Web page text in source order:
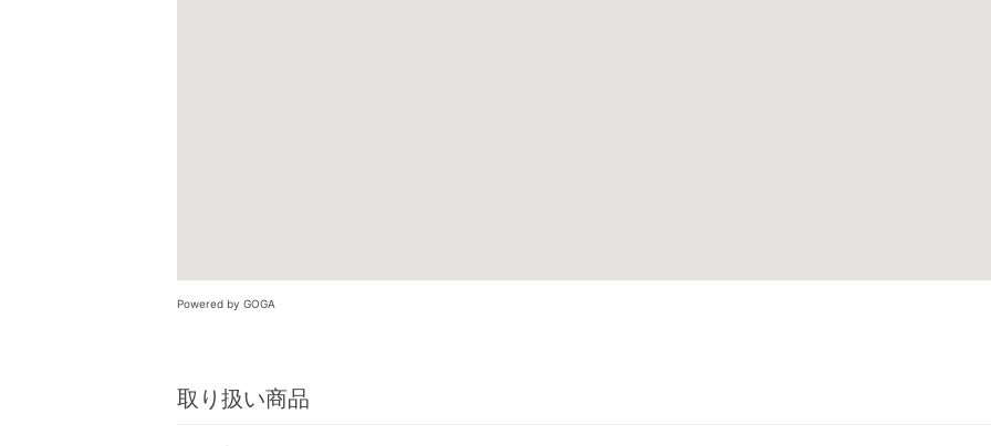
Powered by GOGA
取り扱い商品